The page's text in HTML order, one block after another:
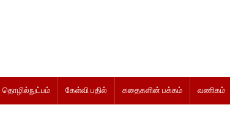
தொழில்நுட்பம் கேள்வி பதில் கதைகளின் பக்கம் வணிகம்